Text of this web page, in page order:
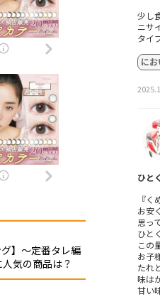
グ】～定番タレ編
気の商品は？
少し
ニサ
タイ
に
ひと
『く
お安
思っ
ひと
この
お子
たれ
味は
甘い